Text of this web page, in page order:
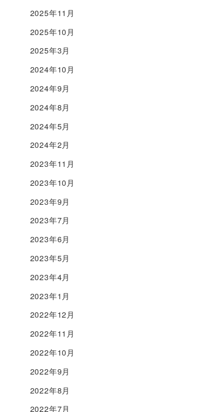
2025年11月
2025年10月
2025年3月
2024年10月
2024年9月
2024年8月
2024年5月
2024年2月
2023年11月
2023年10月
2023年9月
2023年7月
2023年6月
2023年5月
2023年4月
2023年1月
2022年12月
2022年11月
2022年10月
2022年9月
2022年8月
2022年7月